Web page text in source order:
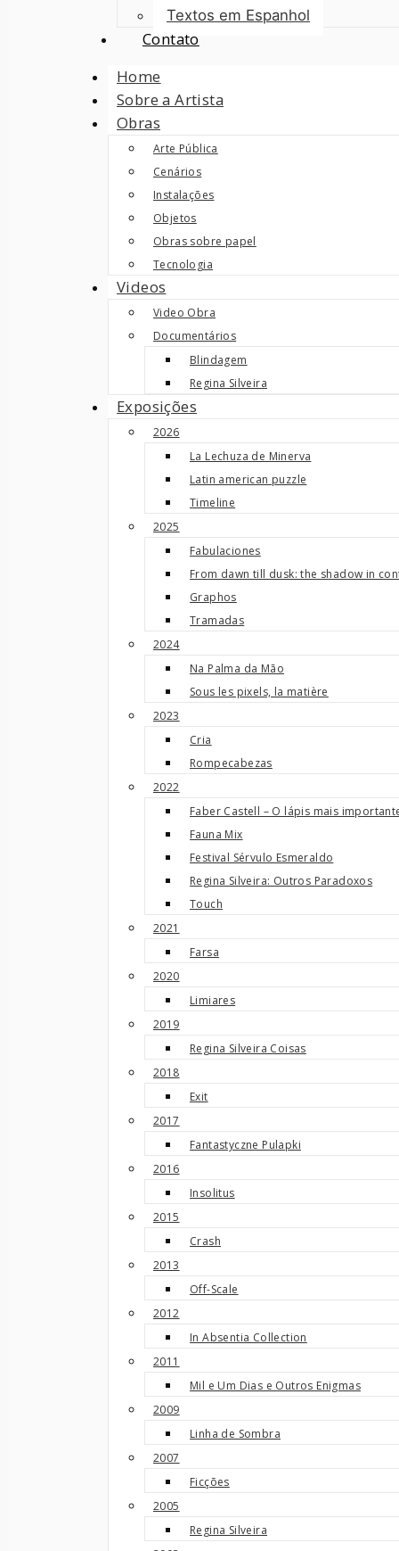
Textos em Espanhol
Contato
Home
Sobre a Artista
Obras
Arte Pública
Cenários
Instalações
Objetos
Obras sobre papel
Tecnologia
Videos
Video Obra
Documentários
Blindagem
Regina Silveira
Exposições
2026
La Lechuza de Minerva
Latin american puzzle
Timeline
2025
Fabulaciones
From dawn till dusk: the shadow in
Graphos
Tramadas
2024
Na Palma da Mão
Sous les pixels, la matière
2023
Cria
Rompecabezas
2022
Faber Castell – O lápis mais
Fauna Mix
Festival Sérvulo Esmeraldo
Regina Silveira: Outros Paradoxos
Touch
2021
Farsa
2020
Limiares
2019
Regina Silveira Coisas
2018
Exit
2017
Fantastyczne Pulapki
2016
Insolitus
2015
Crash
2013
Off-Scale
2012
In Absentia Collection
2011
Mil e Um Dias e Outros Enigmas
2009
Linha de Sombra
2007
Ficções
2005
Regina Silveira